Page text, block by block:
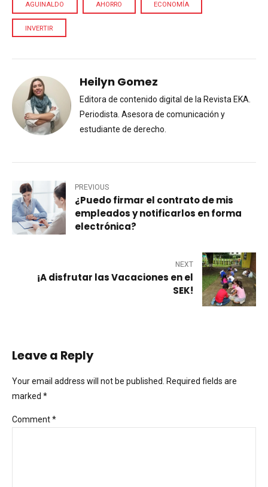
AGUINALDO AHORRO ECONOMÍA
INVERTIR
Heilyn Gomez
Editora de contenido digital de la Revista EKA.
Periodista. Asesora de comunicación y
estudiante de derecho.
PREVIOUS
¿Puedo firmar el contrato de mis
empleados y notificarlos en forma
electrónica?
NEXT
¡A disfrutar las Vacaciones en el
SEK!
Leave a Reply
Your email address will not be published. Required fields are
marked *
Comment*